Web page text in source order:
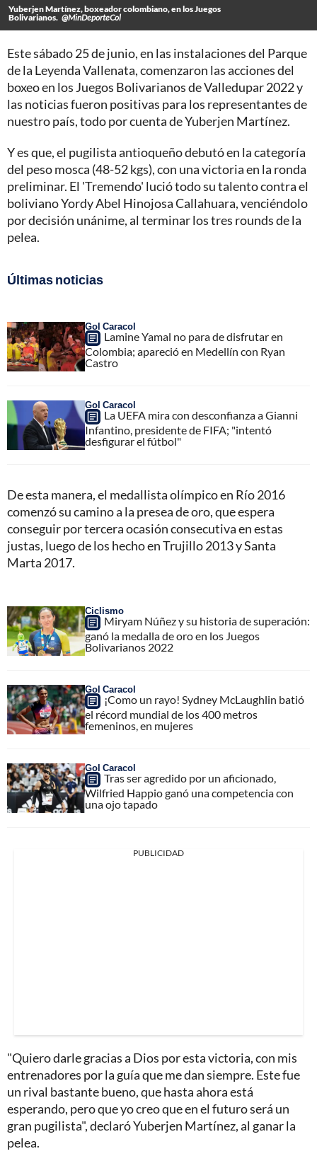
Yuberjen Martínez, boxeador colombiano, en los Juegos
Bolivarianos. @MinDeporteCol
Este sábado 25 de junio, en las instalaciones del Parque
de la Leyenda Vallenata, comenzaron las acciones del
boxeo en los Juegos Bolivarianos de Valledupar 2022 y
las noticias fueron positivas para los representantes de
nuestro país, todo por cuenta de Yuberjen Martínez.
Y es que, el pugilista antioqueño debutó en la categoría
del peso mosca (48-52 kgs), con una victoria en la ronda
preliminar. El 'Tremendo' lució todo su talento contra el
boliviano Yordy Abel Hinojosa Callahuara, venciéndolo
por decisión unánime, al terminar los tres rounds de la
pelea.
Últimas noticias
Gol Caracol
Lamine Yamal no para de disfrutar en
Colombia; apareció en Medellín con Ryan
Castro
Gol Caracol
La UEFA mira con desconfianza a Gianni
Infantino, presidente de FIFA; "intentó
desfigurar el fútbol"
De esta manera, el medallista olímpico en Río 2016
comenzó su camino a la presea de oro, que espera
conseguir por tercera ocasión consecutiva en estas
justas, luego de los hecho en Trujillo 2013 y Santa
Marta 2017.
Ciclismo
Miryam Núñez y su historia de superación:
ganó la medalla de oro en los Juegos
Bolivarianos 2022
Gol Caracol
¡Como un rayo! Sydney McLaughlin batió
el récord mundial de los 400 metros
femeninos, en mujeres
Gol Caracol
Tras ser agredido por un aficionado,
Wilfried Happio ganó una competencia con
una ojo tapado
PUBLICIDAD
"Quiero darle gracias a Dios por esta victoria, con mis
entrenadores por la guía que me dan siempre. Este fue
un rival bastante bueno, que hasta ahora está
esperando, pero que yo creo que en el futuro será un
gran pugilista", declaró Yuberjen Martínez, al ganar la
pelea.